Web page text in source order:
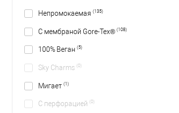
Непромокаемая (135)
С мембраной Gore-Tex® (108)
100% Веган (5)
Sky Charms (0)
Мигает (1)
С перфорацией (0)